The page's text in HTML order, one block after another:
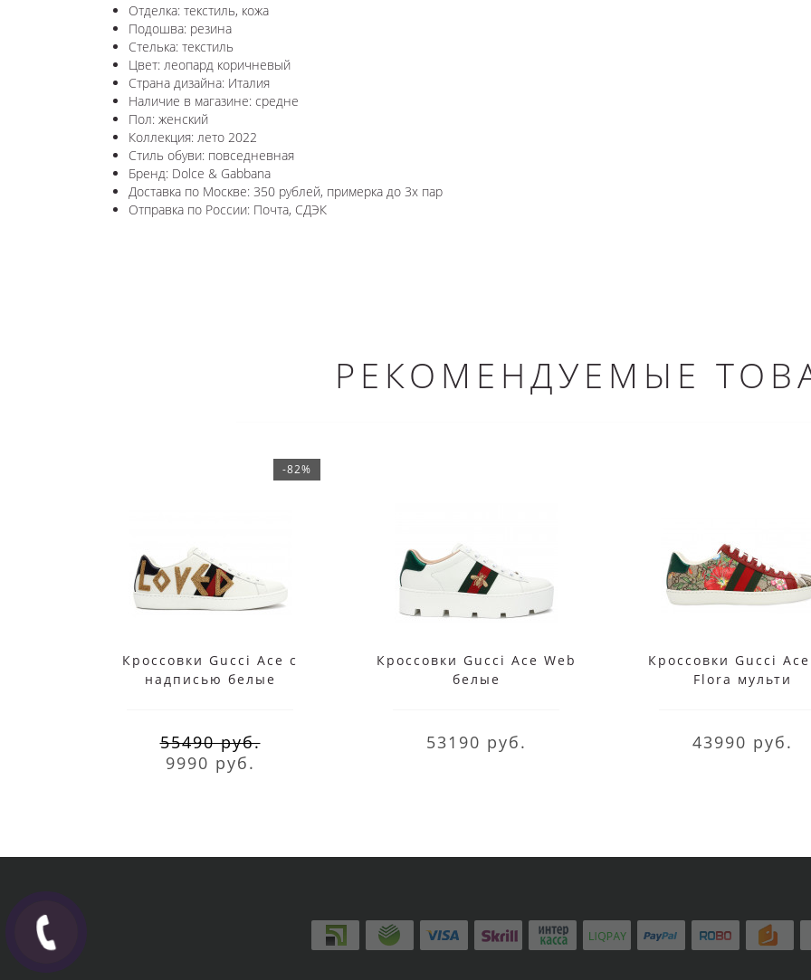
Отделка: текстиль, кожа
Подошва: резина
Стелька: текстиль
Цвет: леопард коричневый
Страна дизайна: Италия
Наличие в магазине: средне
Пол: женский
Коллекция: лето 2022
Стиль обуви: повседневная
Бренд: Dolce & Gabbana
Доставка по Москве: 350 рублей, примерка до 3х пар
Отправка по России: Почта, СДЭК
РЕКОМЕНДУЕМЫЕ
-82%
Кроссовки Gucci Ace с
надписью белые
55490 руб.
9990 руб.
Кроссовки Gucci Ace Web
белые
53190 руб.
Кроссовки Gucci Ace
Flora мульти
43990 руб.